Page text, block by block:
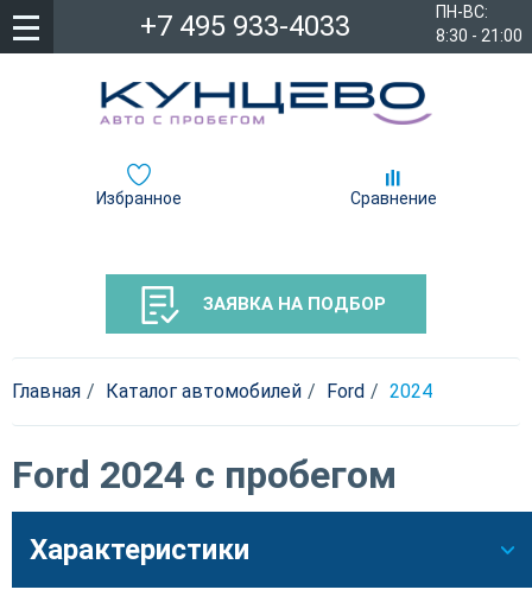
ПН-ВС:
8:30 - 21:00
+7 495 933-4033
Избранное Сравнение
ЗАЯВКА НА ПОДБОР
Главная Каталог автомобилей Ford 2024
Ford 2024 с пробегом
Характеристики